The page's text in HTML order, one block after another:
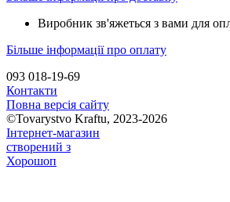
Виробник зв'яжеться з вами для
Більше інформації про оплату
093 018-19-69
Контакти
Повна версія сайту
©Tovarystvo Kraftu, 2023-2026
Інтернет-магазин
створений з
Хорошоп